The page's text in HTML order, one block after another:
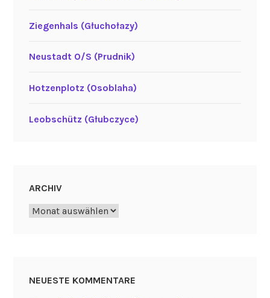
Ziegenhals (Głuchołazy)
Neustadt O/S (Prudnik)
Hotzenplotz (Osoblaha)
Leobschütz (Głubczyce)
ARCHIV
Archiv
NEUESTE KOMMENTARE